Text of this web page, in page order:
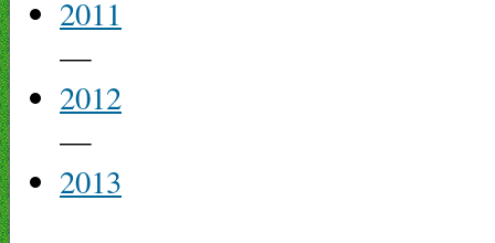
2011
—
2012
—
2013